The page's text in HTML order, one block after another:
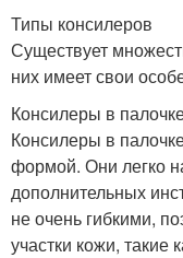
Типы консилеров
Существует
них имеет свои
Консилеры в
Консилеры в
формой. Они легко
дополнительных
не очень гибкими,
участки кожи, такие